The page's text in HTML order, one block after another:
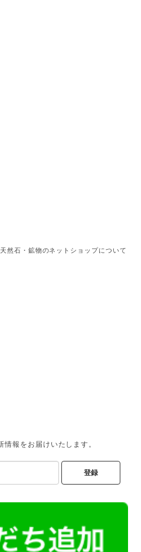
然石・鉱物のネットショップについて
報をお届けいたします。
登録